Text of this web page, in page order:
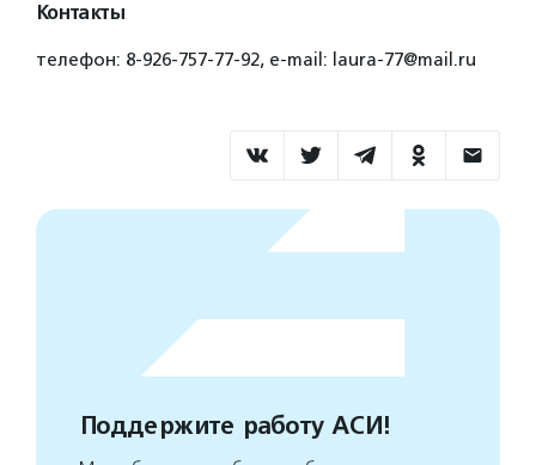
Контакты
телефон: 8-926-757-77-92, e-mail: laura-77@mail.ru
Поддержите работу АСИ!